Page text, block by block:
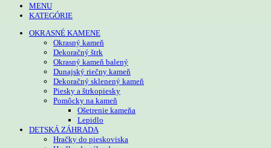
MENU
KATEGÓRIE
OKRASNÉ KAMENE
Okrasný kameň
Dekoračný štrk
Okrasný kameň balený
Dunajský riečny kameň
Dekoračný sklenený kameň
Piesky a štrkopiesky
Pomôcky na kameň
Ošetrenie kameňa
Lepidlo
DETSKÁ ZÁHRADA
Hračky do pieskoviska